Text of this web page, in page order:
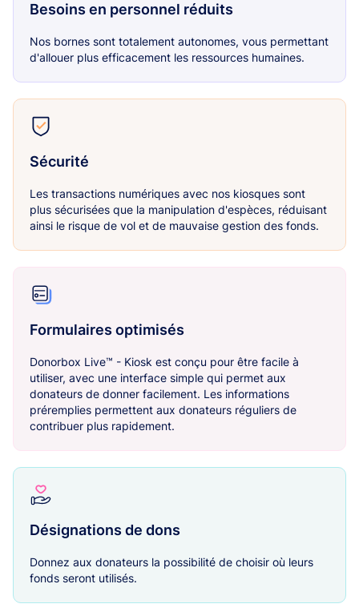
Besoins en personnel réduits
Nos bornes sont totalement autonomes, vous permettant
d'allouer plus efficacement les ressources humaines.
Sécurité
Les transactions numériques avec nos kiosques sont
plus sécurisées que la manipulation d'espèces, réduisant
ainsi le risque de vol et de mauvaise gestion des fonds.
Formulaires optimisés
Donorbox Live™ - Kiosk est conçu pour être facile à
utiliser, avec une interface simple qui permet aux
donateurs de donner facilement. Les informations
préremplies permettent aux donateurs réguliers de
contribuer plus rapidement.
Désignations de dons
Donnez aux donateurs la possibilité de choisir où leurs
fonds seront utilisés.